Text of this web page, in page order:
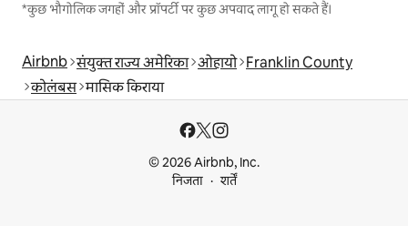
*कुछ भौगोलिक जगहों और प्रॉपर्टी पर कुछ अपवाद लागू हो सकते हैं।
Airbnb संयुक्त राज्य अमेरिका ओहायो Franklin County
कोलंबस मासिक किराया
© 2026 Airbnb, Inc.
निजता
शर्तें